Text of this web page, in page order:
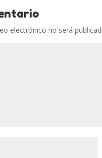
electrónico no será